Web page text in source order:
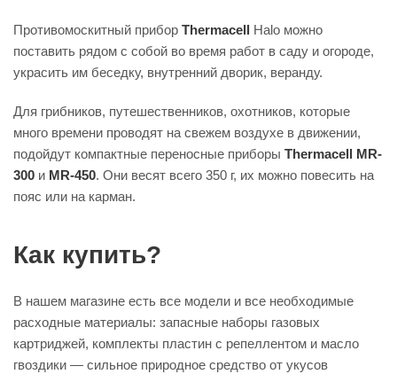
Противомоскитный прибор Thermacell Halo можно
поставить рядом с собой во время работ в саду и огороде,
украсить им беседку, внутренний дворик, веранду.
Для грибников, путешественников, охотников, которые
много времени проводят на свежем воздухе в движении,
подойдут компактные переносные приборы Thermacell MR-
300 и MR-450. Они весят всего 350 г, их можно повесить на
пояс или на карман.
Как купить?
В нашем магазине есть все модели и все необходимые
расходные материалы: запасные наборы газовых
картриджей, комплекты пластин с репеллентом и масло
гвоздики — сильное природное средство от укусов